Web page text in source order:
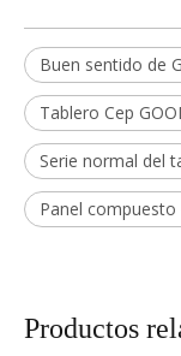
Buen sentido de
Tablero Cep
Serie normal del
Panel
Productos